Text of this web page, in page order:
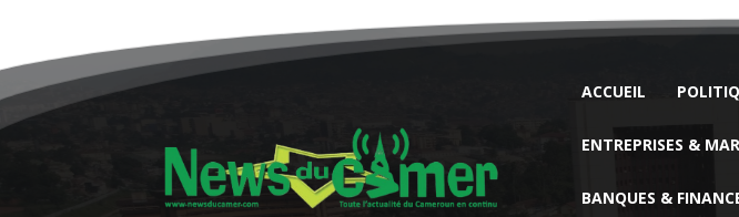
ACCUEIL
ENTREPRISES &
BANQUES &